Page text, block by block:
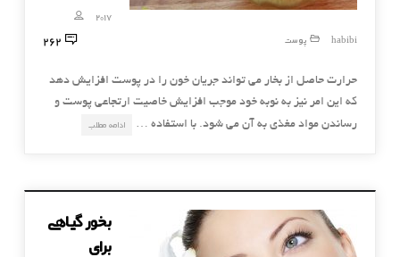
2017
habibi
پوست 262
حرارت حاصل از بخار می تواند جریان خون را در پوست افزایش دهد
که این امر نیز به نوبه خود موجب افزایش خاصیت ارتجاعی پوست و
رساندن مواد مغذی به آن می شود. با استفاده …
ادامه مطلب
بخور گیاهی
برای